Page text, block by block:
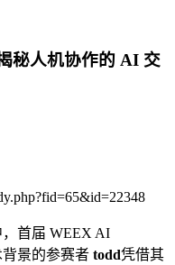
秘人机协作的 AI 交
首届 WEEX AI
背景的参赛者 todd凭借其